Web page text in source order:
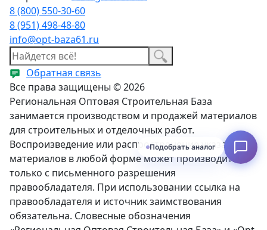
8 (800) 550-30-60
8 (951) 498-48-80
info@opt-baza61.ru
Обратная связь
Все права защищены © 2026
Региональная Оптовая Строительная База
занимается производством и продажей материалов
для строительных и отделочных работ.
Воспроизведение или распространение указанных
материалов в любой форме может производиться
только с письменного разрешения
правообладателя. При использовании ссылка на
правообладателя и источник заимствования
обязательна. Словесные обозначения
Подобрать аналог